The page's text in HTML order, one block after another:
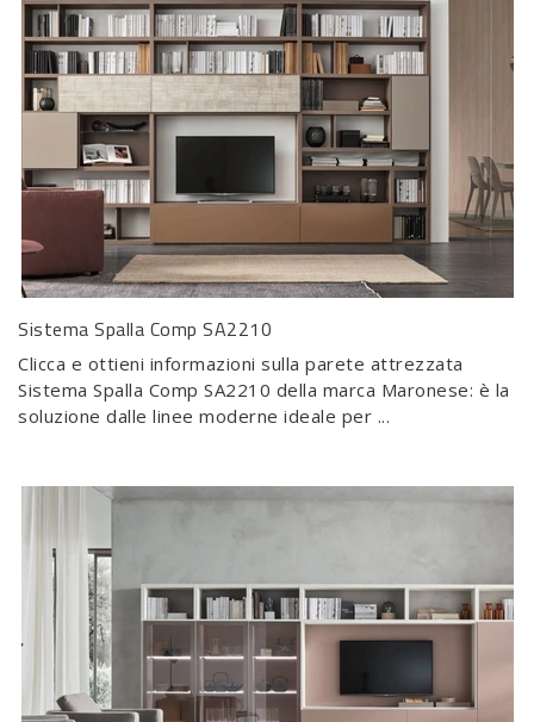
Sistema Spalla Comp SA2210
Clicca e ottieni informazioni sulla parete attrezzata
Sistema Spalla Comp SA2210 della marca Maronese: è la
soluzione dalle linee moderne ideale per ...